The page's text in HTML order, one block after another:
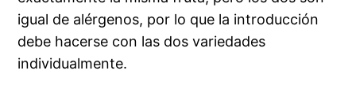
igual de alérgenos, por lo que la introducción
debe hacerse con las dos variedades
individualmente.